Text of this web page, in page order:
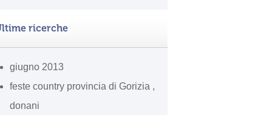
ricerche
giugno 2013
feste country provincia di Gorizia ,
donani